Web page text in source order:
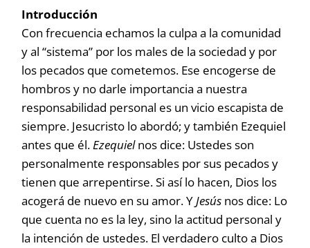
Introducción
Con frecuencia echamos la culpa a la comunidad
y al “sistema” por los males de la sociedad y por
los pecados que cometemos. Ese encogerse de
hombros y no darle importancia a nuestra
responsabilidad personal es un vicio escapista de
siempre. Jesucristo lo abordó; y también Ezequiel
antes que él.Ezequielnos dice: Ustedes son
personalmente responsables por sus pecados y
tienen que arrepentirse. Si así lo hacen, Dios los
acogerá de nuevo en su amor. YJesús nos dice: Lo
que cuenta no es la ley, sino la actitud personal y
la intención de ustedes. El verdadero culto a Dios